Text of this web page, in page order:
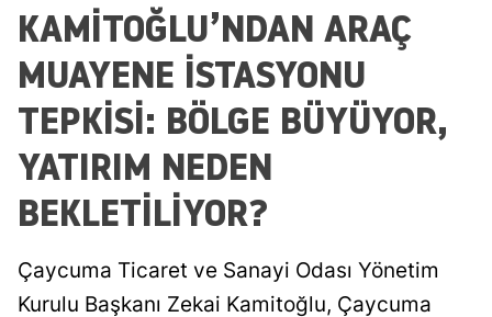
KAMİTOĞLU’NDAN ARAÇ
MUAYENE İSTASYONU
TEPKİSİ: BÖLGE BÜYÜYOR,
YATIRIM NEDEN
BEKLETİLİYOR?
Çaycuma Ticaret ve Sanayi Odası Yönetim
Kurulu Başkanı Zekai Kamitoğlu, Çaycuma